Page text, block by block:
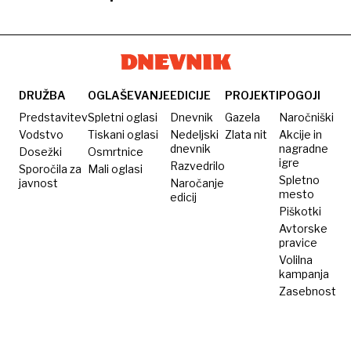
zapora
in
zaradi
suma
posilstva
DRUŽBA
Predstavitev
Vodstvo
Dosežki
Sporočila za
javnost
OGLAŠEVANJE
Spletni oglasi
Tiskani oglasi
Osmrtnice
Mali oglasi
EDICIJE
Dnevnik
Nedeljski
dnevnik
Razvedrilo
Naročanje
edicij
PROJEKTI
Gazela
Zlata nit
POGOJI
Naročniški
Akcije in
nagradne
igre
Spletno
mesto
Piškotki
Avtorske
pravice
Volilna
kampanja
Zasebnost